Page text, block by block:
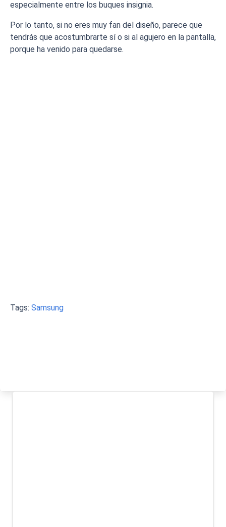
especialmente entre los buques insignia.
Por lo tanto, si no eres muy fan del diseño, parece que
tendrás que acostumbrarte sí o si al agujero en la pantalla,
porque ha venido para quedarse.
Tags: Samsung